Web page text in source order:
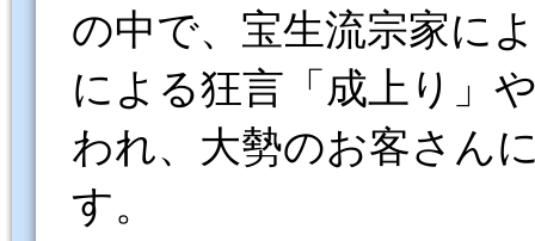
の中で、宝生流宗家に
による狂言「成上り」
われ、大勢のお客さん
す。